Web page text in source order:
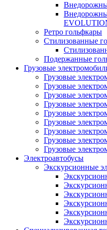
Ретро гольфкары
Стилизованные
Подержанные
Грузовые
Грузовые
Грузовые
Грузовые
Грузовые
Грузовые
Грузовые
Грузовые
Грузовые
Грузовые
Электроавтобусы
Экскурсионные